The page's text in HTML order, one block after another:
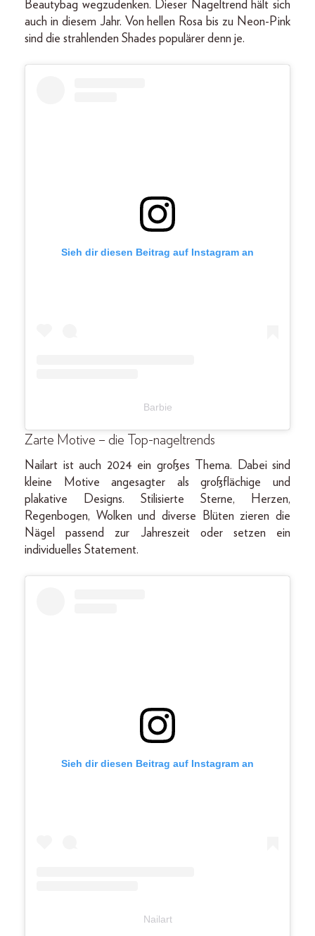
Beautybag wegzudenken. Dieser Nageltrend hält sich
auch in diesem Jahr. Von hellen Rosa bis zu Neon-Pink
sind die strahlenden Shades populärer denn je.
Sieh dir diesen Beitrag auf Instagram an
Barbie
Zarte Motive – die Top-nageltrends
Nailart ist auch 2024 ein großes Thema. Dabei sind
kleine Motive angesagter als großflächige und
plakative Designs. Stilisierte Sterne, Herzen,
Regenbogen, Wolken und diverse Blüten zieren die
Nägel passend zur Jahreszeit oder setzen ein
individuelles Statement.
Sieh dir diesen Beitrag auf Instagram an
Nailart